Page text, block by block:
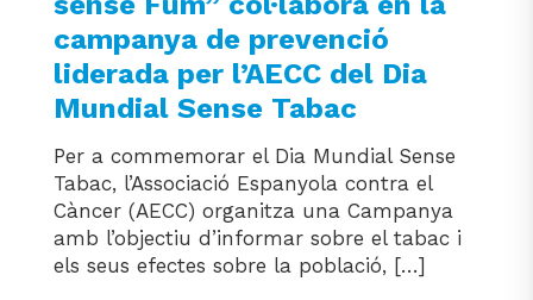
campanya de prevenció
liderada per l’AECC del Dia
Mundial Sense Tabac
Per a commemorar el Dia Mundial Sense
Tabac, l’Associació Espanyola contra el
Càncer (AECC) organitza una Campanya
amb l’objectiu d’informar sobre el tabac i
els seus efectes sobre la població, […]